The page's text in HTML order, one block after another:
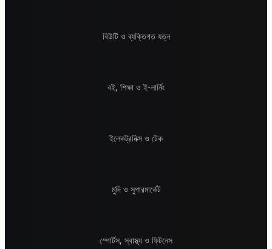
বিউটি ও ব্যক্তিগত যত্ন
বই, শিক্ষা ও ই-লার্নিং
ইলেকট্রনিক্স ও টেক
মুদি ও সুপারমার্কেট
স্পোর্টস, স্বাস্থ্য ও ফিটনেস